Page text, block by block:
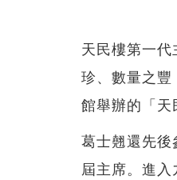
天民樓第一
珍、數量之
館舉辦的「
葛士翹還先
屆主席。進